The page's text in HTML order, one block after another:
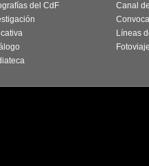
del CdF
Canal
Líneas